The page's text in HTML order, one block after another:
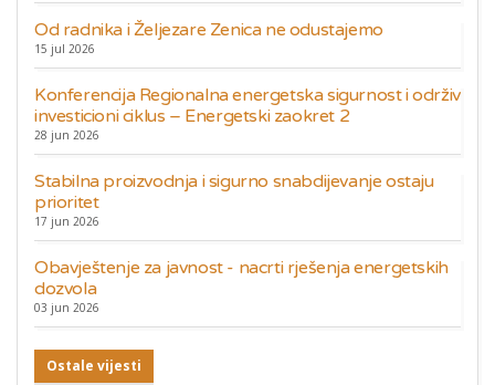
Od radnika i Željezare Zenica ne odustajemo
15 jul 2026
Konferencija Regionalna energetska sigurnost i održiv
investicioni ciklus – Energetski zaokret 2
28 jun 2026
Stabilna proizvodnja i sigurno snabdijevanje ostaju
prioritet
17 jun 2026
Obavještenje za javnost - nacrti rješenja energetskih
dozvola
03 jun 2026
Ostale vijesti